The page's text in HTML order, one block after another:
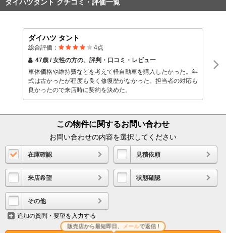
ダイハツタント クチコミ・評価一覧
ダイハツ タント
総合評価： 4点
47歳 / 女性の方の、評判・口コミ・レビュー
車体価格や維持費などを考えて軽自動車を購入したかった。年
式は古かったが程度も良く修復歴がなかった。担当者の対応も
良かったので来店時に契約を決めた。
この物件に関するお問い合わせ
お問い合わせの内容を選択してください
在庫確認 見積依頼
来店希望 状態確認
その他
追加の質問・要望を入力する
販売店から最短即日、メールで返信 !